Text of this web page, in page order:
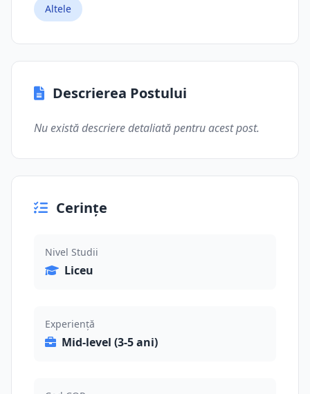
Altele
Descrierea Postului
Nu există descriere detaliată pentru acest post.
Cerințe
Nivel Studii
Liceu
Experiență
Mid-level (3-5 ani)